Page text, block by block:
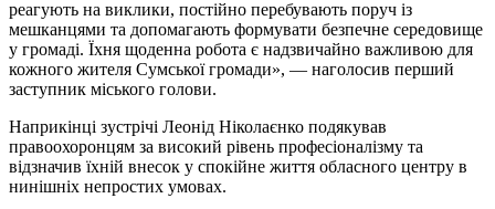
реагують на виклики, постійно перебувають поруч із
мешканцями та допомагають формувати безпечне середовище
у громаді. Їхня щоденна робота є надзвичайно важливою для
кожного жителя Сумської громади», — наголосив перший
заступник міського голови.
Наприкінці зустрічі Леонід Ніколаєнко подякував
правоохоронцям за високий рівень професіоналізму та
відзначив їхній внесок у спокійне життя обласного центру в
нинішніх непростих умовах.